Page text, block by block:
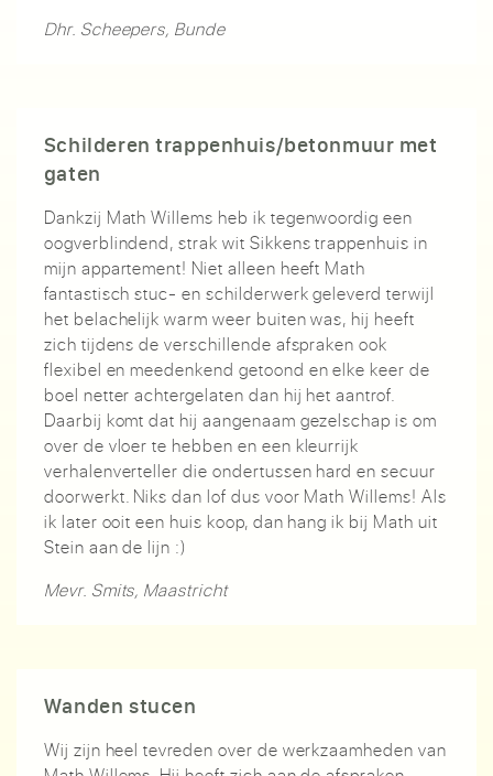
Dhr. Scheepers, Bunde
Schilderen trappenhuis/betonmuur met
gaten
Dankzij Math Willems heb ik tegenwoordig een
oogverblindend, strak wit Sikkens trappenhuis in
mijn appartement! Niet alleen heeft Math
fantastisch stuc- en schilderwerk geleverd terwijl
het belachelijk warm weer buiten was, hij heeft
zich tijdens de verschillende afspraken ook
flexibel en meedenkend getoond en elke keer de
boel netter achtergelaten dan hij het aantrof.
Daarbij komt dat hij aangenaam gezelschap is om
over de vloer te hebben en een kleurrijk
verhalenverteller die ondertussen hard en secuur
doorwerkt. Niks dan lof dus voor Math Willems! Als
ik later ooit een huis koop, dan hang ik bij Math uit
Stein aan de lijn :)
Mevr. Smits, Maastricht
Wanden stucen
Wij zijn heel tevreden over de werkzaamheden van